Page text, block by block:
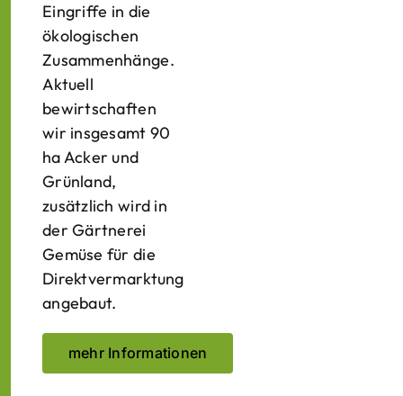
Eingriffe in die
ökologischen
Zusammenhänge.
Aktuell
bewirtschaften
wir insgesamt 90
ha Acker und
Grünland,
zusätzlich wird in
der Gärtnerei
Gemüse für die
Direktvermarktung
angebaut.
mehr Informationen